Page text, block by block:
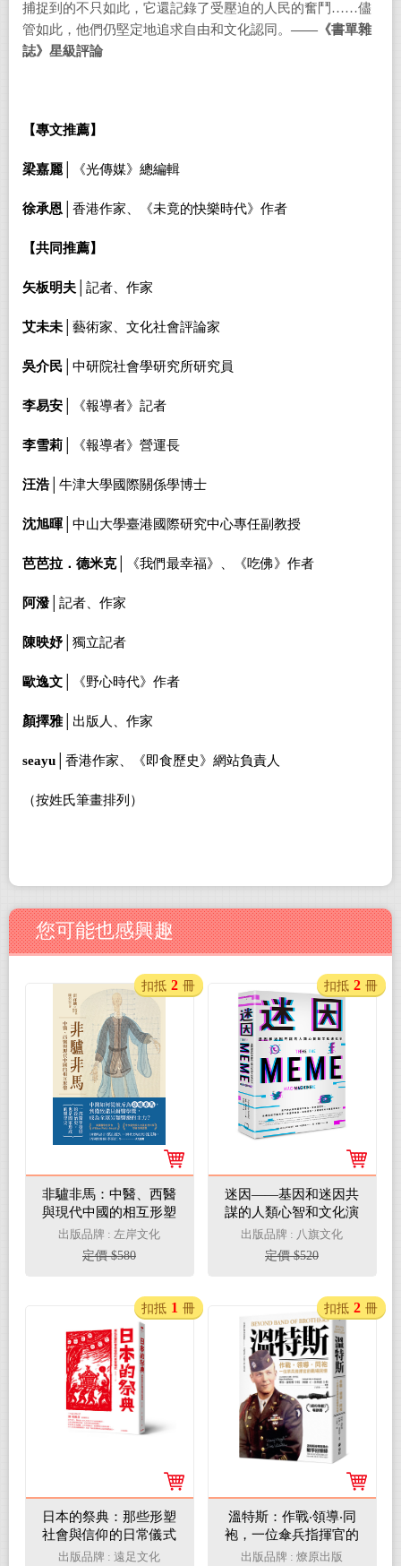
捕捉到的不只如此，它還記錄了受壓迫的人民的奮鬥……儘
管如此，他們仍堅定地追求自由和文化認同。 —— 《書單雜
誌》星級評論
【專文推薦】
梁嘉麗│ 《光傳媒》總編輯
徐承恩│ 香港作家、《未竟的快樂時代》作者
【共同推薦】
矢板明夫│ 記者、作家
艾未未│ 藝術家、文化社會評論家
吳介民│ 中研院社會學研究所研究員
李易安│ 《報導者》記者
李雪莉│ 《報導者》營運長
汪浩│ 牛津大學國際關係學博士
沈旭暉│ 中山大學臺港國際研究中心專任副教授
芭芭拉．德米克│ 《我們最幸福》、《吃佛》作者
阿潑│ 記者、作家
陳映妤│ 獨立記者
歐逸文│ 《野心時代》作者
顏擇雅│ 出版人、作家
seayu 香港作家、《即食歷史》網站負責人
（按姓氏筆畫排列）
您可能也感興趣
非驢非馬：中醫、西醫
與現代中國的相互形塑
出版品牌 : 左岸文化
定價 $580
扣抵 2 冊
迷因——基因和迷因共
謀的人類心智和文化演
化史
出版品牌 : 八旗文化
定價 $520
扣抵 2 冊
日本的祭典：那些形塑
社會與信仰的日常儀式
出版品牌 : 遠足文化
扣抵 1 冊
溫特斯：作戰‧領導‧同
袍，一位傘兵指揮官的
戰場回憶
出版品牌 : 燎原出版
扣抵 2 冊